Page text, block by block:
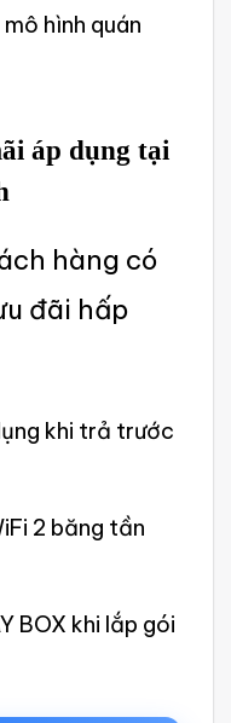
hình quán
áp dụng tại
hàng có
đãi hấp
khi trả trước
2 băng tần
BOX khi lắp gói